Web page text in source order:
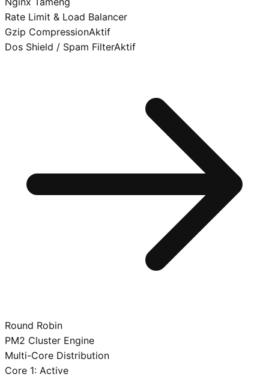
Rate Limit & Load Balancer
Gzip CompressionAktif
Dos Shield / Spam FilterAktif
Round Robin
PM2 Cluster Engine
Multi-Core Distribution
Core 1: Active